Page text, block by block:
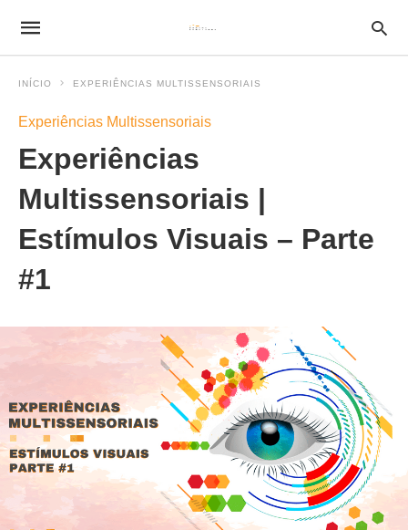
INÍCIO EXPERIÊNCIAS MULTISSENSORIAIS
Experiências Multissensoriais
Experiências
Multissensoriais |
Estímulos Visuais – Parte
#1